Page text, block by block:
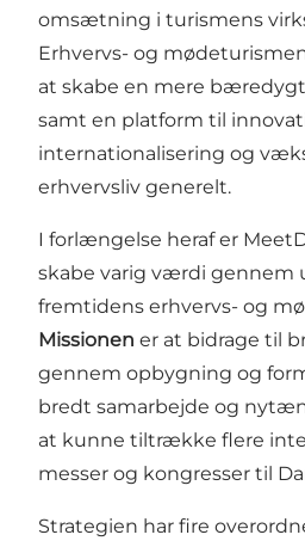
omsætning i turismens
Erhvervs- og
at skabe en mere
samt en platform til
internationalisering og
erhvervsliv generelt.
I forlængelse heraf er
skabe varig værdi gennem
fremtidens erhvervs- og
Missionen er at bidrage til
gennem opbygning og
bredt samarbejde og
at kunne tiltrække flere
messer og kongresser til
Strategien har fire